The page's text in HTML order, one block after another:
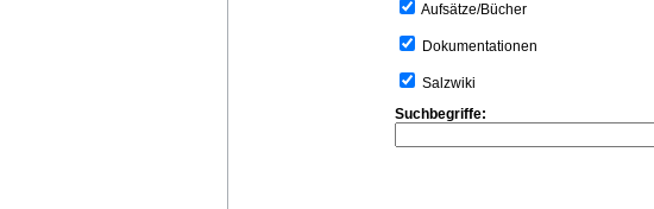
Aufsätze/Bücher
Dokumentationen
Salzwiki
Suchbegriffe: